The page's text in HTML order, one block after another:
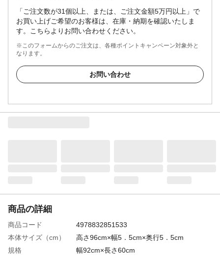
「ご注文数が31個以上、または、ご注文金額5万円以上」で
お買い上げご希望のお客様は、在庫・納期を確認いたしま
す。こちらよりお問い合わせください。
※このフォームからのご注文は、各種ポイントキャンペーン対象外と
なります。
お問い合わせ
商品の詳細
商品コード
4978832851533
本体サイズ（cm）
高さ96cm×幅5．5cm×奥行5．5cm
規格
幅92cm×長さ60cm